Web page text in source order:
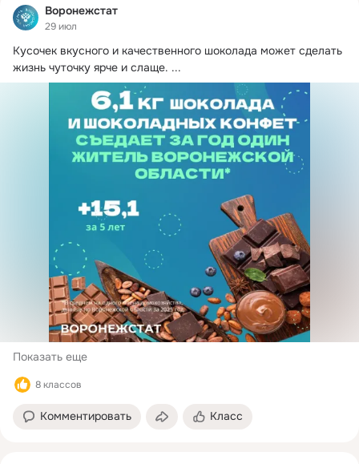
Воронежстат
29 июл
Кусочек вкусного и качественного шоколада может сделать
жизнь чуточку ярче и слаще. ...
Показать еще
8 классов
Комментировать Класс